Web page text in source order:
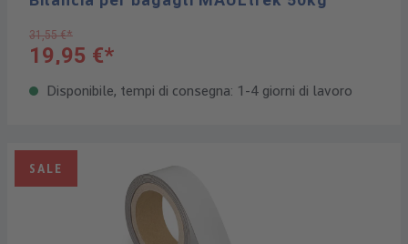
31,55 €*
19,95 €*
Disponibile, tempi di consegna: 1-4 giorni di lavoro
SALE